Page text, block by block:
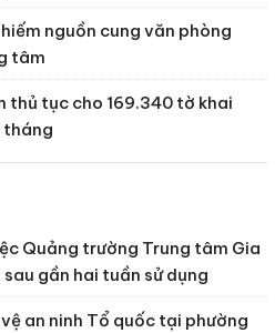
nguồn cung văn phòng
tâm
thủ tục cho 169.340 tờ khai
tháng
Quảng trường Trung tâm Gia
gần hai tuần sử dụng
an ninh Tổ quốc tại phường